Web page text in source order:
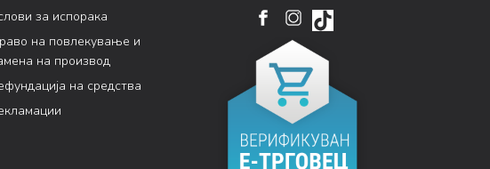
за испорака
на повлекување и
на производ
на средства